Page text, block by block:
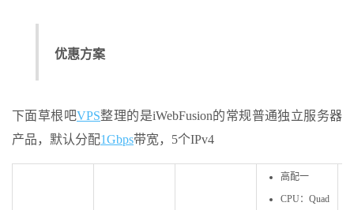
优惠方案
下面草根吧VPS整理的是iWebFusion的常规普通独立服务器
产品，默认分配1Gbps带宽，5个IPv4
高配一
CPU：Quad